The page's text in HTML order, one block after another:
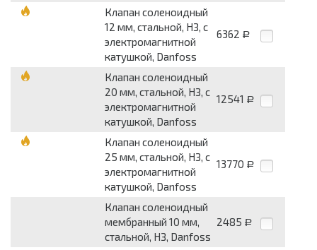
Клапан соленоидный
12 мм, стальной, НЗ, с
электромагнитной
катушкой, Danfoss
6362 Р
Клапан соленоидный
20 мм, стальной, НЗ, с
электромагнитной
катушкой, Danfoss
12541 Р
Клапан соленоидный
25 мм, стальной, НЗ, с
электромагнитной
катушкой, Danfoss
13770 Р
Клапан соленоидный
мембранный 10 мм,
стальной, НЗ, Danfoss
2485 Р